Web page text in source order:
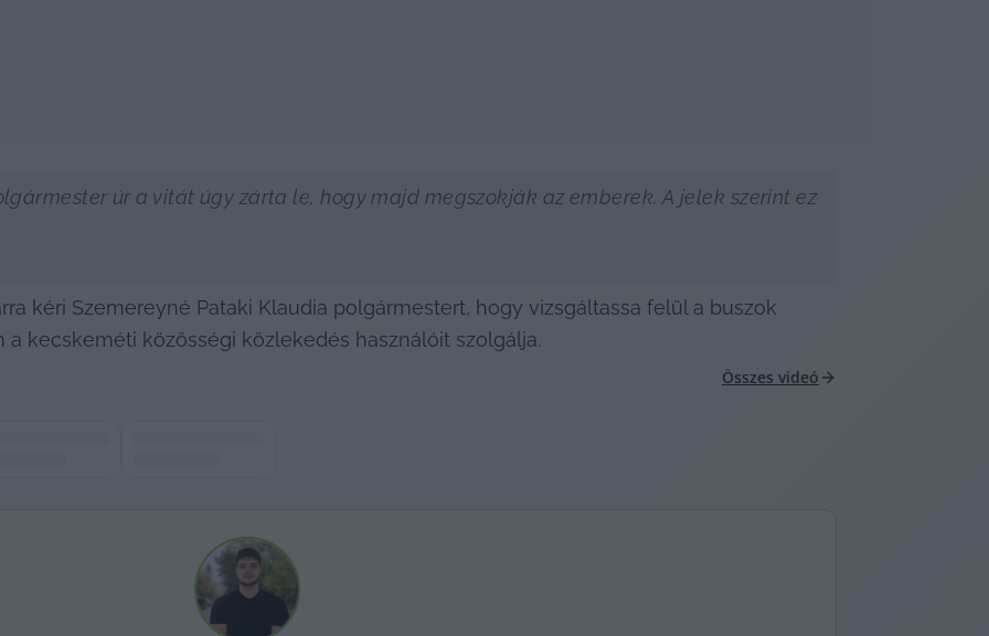
úr a vitát úgy zárta le, hogy majd megszokják az emberek. A jelek szerint ez
kéri Szemereyné Pataki Klaudia polgármestert, hogy vizsgáltassa felül a buszok
a kecskeméti közösségi közlekedés használóit szolgálja.
Összes videó